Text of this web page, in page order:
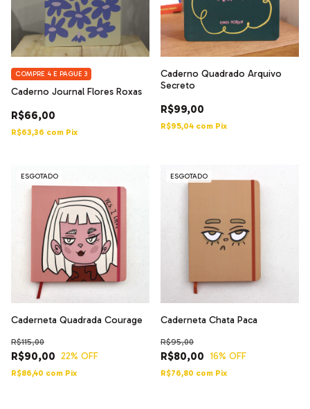
Caderno Journal Flores Roxas
R$66,00
COMPRE 4 E PAGUE 3
R$63,36 com Pix
Caderno Quadrado Arquivo
Secreto
R$99,00
R$95,04 com Pix
ESGOTADO
Caderneta Quadrada Courage
R$90,00
R$115,00
22% OFF
R$86,40 com Pix
ESGOTADO
Caderneta Chata Paca
R$80,00
R$95,00
16% OFF
R$76,80 com Pix